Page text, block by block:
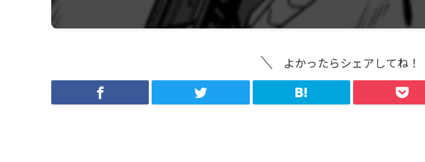
よかったらシェアしてね！